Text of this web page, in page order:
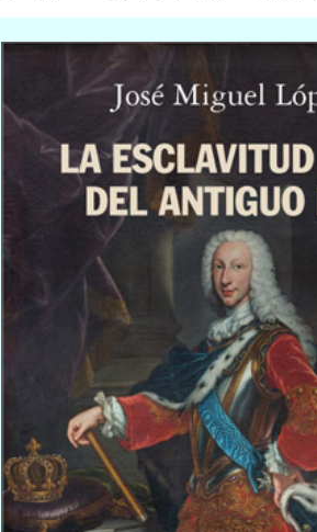
通史・全般
８～１５世紀
１６～１８世紀
１８世紀末～２０世紀
20世紀後半以降ラテン・アメリカ全般
メキシコ研究
中米・カリブ研究
キューバ研究
南米諸国
ペルー研究
チリ研究
アルゼンチン研究 ポルト
ブラジ